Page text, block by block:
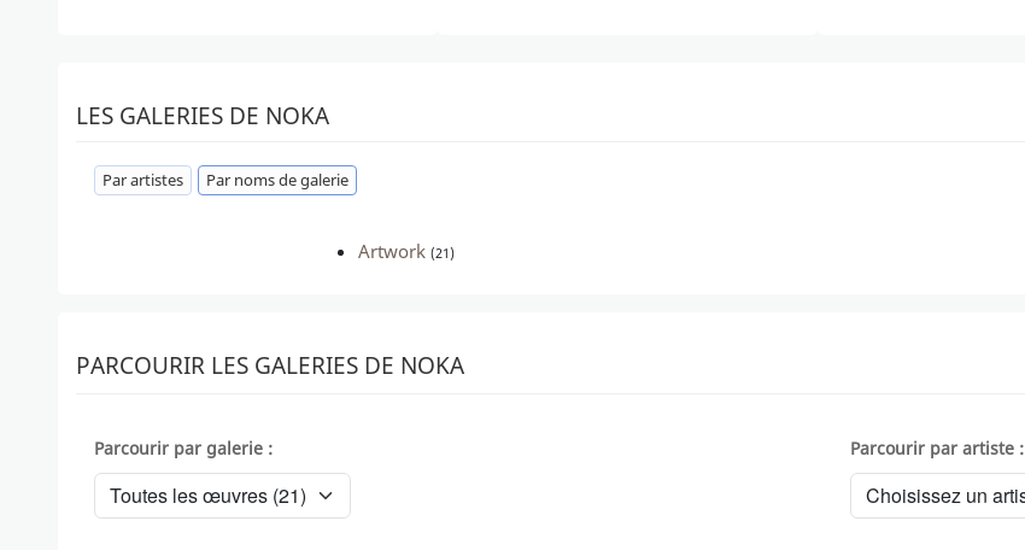
LES GALERIES DE NOKA
Par artistes Par noms de galerie
Artwork (21)
PARCOURIR LES GALERIES DE NOKA
Parcourir par galerie : Parcourir par artiste :